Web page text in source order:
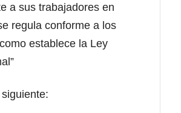
a sus trabajadores en
regula conforme a los
establece la Ley